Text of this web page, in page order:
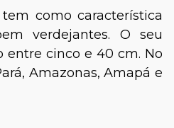
como característica
verdejantes. O seu
entre cinco e 40 cm. No
Amazonas, Amapá e